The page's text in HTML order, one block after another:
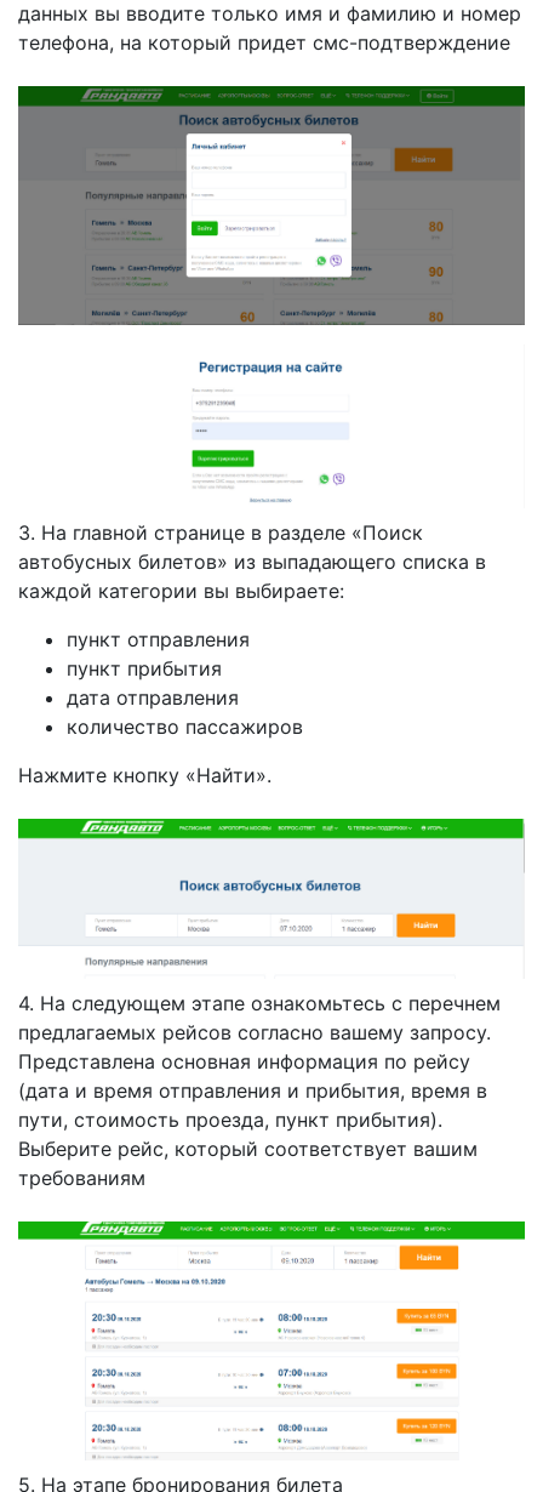
данных вы вводите только имя и фамилию и номер
телефона, на который придет смс-подтверждение
3. На главной странице в разделе «Поиск
автобусных билетов» из выпадающего списка в
каждой категории вы выбираете:
пункт отправления
пункт прибытия
дата отправления
количество пассажиров
Нажмите кнопку «Найти».
4. На следующем этапе ознакомьтесь с перечнем
предлагаемых рейсов согласно вашему запросу.
Представлена основная информация по рейсу
(дата и время отправления и прибытия, время в
пути, стоимость проезда, пункт прибытия).
Выберите рейс, который соответствует вашим
требованиям
5. На этапе бронирования билета